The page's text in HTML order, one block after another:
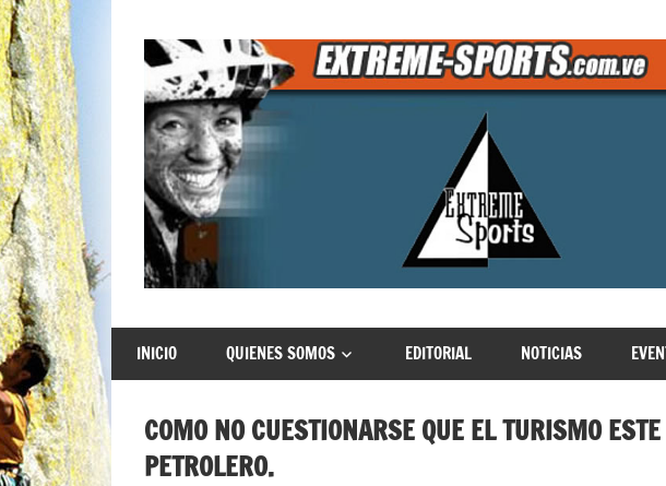
contenido
Extreme
Sports
INICIO QUIENES SOMOS EDITORIAL NOTICIAS
COMO NO CUESTIONARSE QUE EL TURISMO
PETROLERO.